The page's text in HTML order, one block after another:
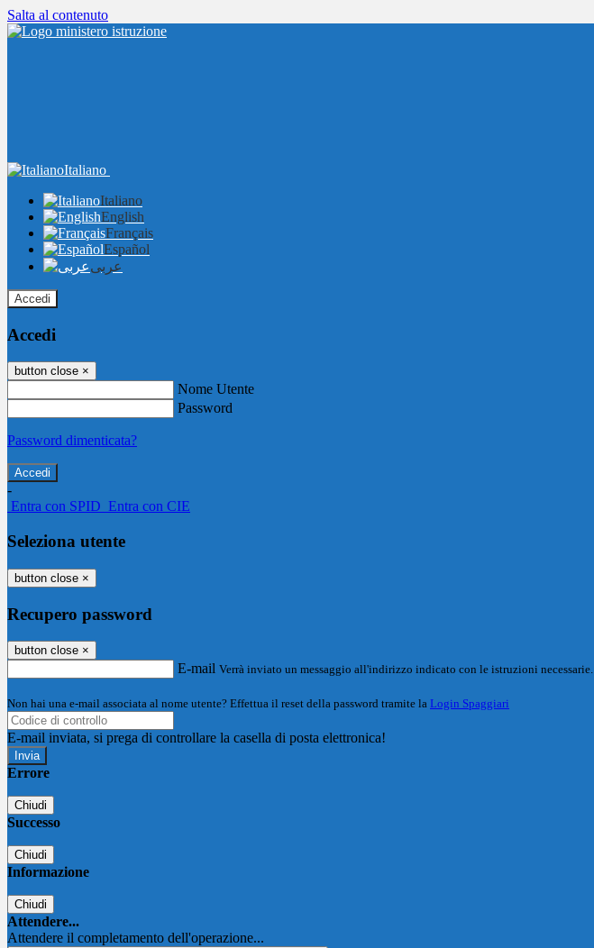
Salta al contenuto
Italiano
Italiano
English
Français
Español
عربى
Accedi
Accedi
button close ×
Nome Utente
Password
Password dimenticata?
-
Entra con SPID Entra con CIE
Seleziona utente
button close ×
Recupero password
button close ×
E-mail Verrà inviato un messaggio all'indirizzo indicato con le istruzioni necessarie.
Non hai una e-mail associata al nome utente? Effettua il reset della password tramite la Login Spaggiari
E-mail inviata, si prega di controllare la casella di posta elettronica!
Errore
Chiudi
Successo
Chiudi
Informazione
Chiudi
Attendere...
Attendere il completamento dell'operazione...